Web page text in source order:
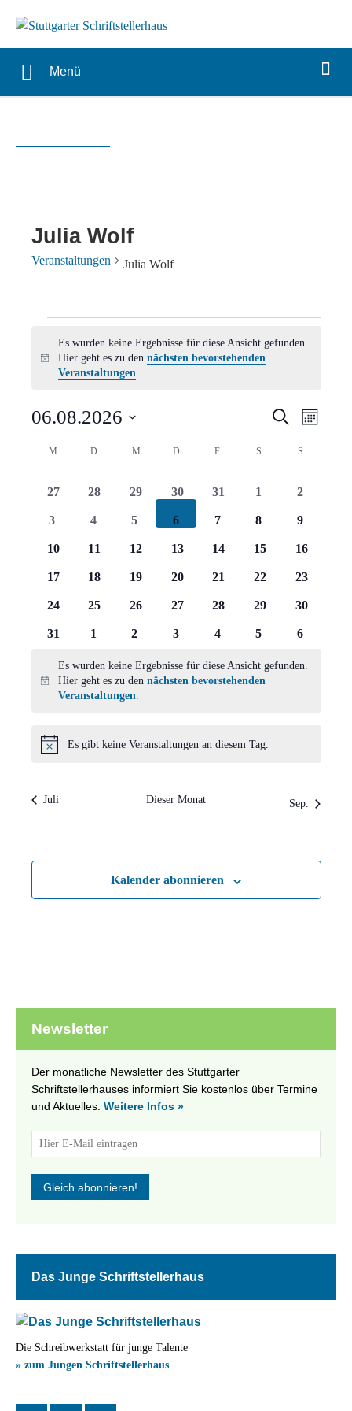
Menü
Julia Wolf
Veranstaltungen Julia Wolf
Hinweis
Es wurden keine Ergebnisse für diese Ansicht gefunden.
Hier geht es zu den nächsten bevorstehenden
Veranstaltungen.
Suche
SucheMonat
06.08.2026
Kalender
von
Veranstaltungen
M MONTAG
DDIENSTAG
M MITTWOCH
D DONNERSTAG
F FREITAGS SAMSTAG
S
0
27
0
28
0
29
0
30
0
31
0
1
0
2
0
3
0
4
0
5
0
6
0
7
0
8
0
9
0
10
0
11
0
12
0
13
0
14
0
15
0
16
0
17
0
18
0
19
0
20
0
21
0
22
0
23
0
24
0
25
0
26
0
27
0
28
0
29
0
30
0
31
0
1
0
2
0
3
0
4
0
5
0
6
Hinweis
Es wurden keine Ergebnisse für diese Ansicht gefunden.
Hier geht es zu den nächsten bevorstehenden
Veranstaltungen.
Hinweis
Es gibt keine Veranstaltungen an diesem Tag.
Juli Dieser Monat Sep.
Kalender abonnieren
Newsletter
Der monatliche Newsletter des Stuttgarter
Schriftstellerhauses informiert Sie kostenlos über Termine
und Aktuelles. Weitere Infos »
Das Junge Schriftstellerhaus
Die Schreibwerkstatt für junge Talente
» zum Jungen Schriftstellerhaus